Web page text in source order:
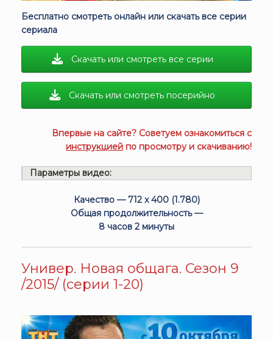
Бесплатно смотреть онлайн или скачать все серии
сериала
Скачать или смотреть все серии
Скачать или смотреть посерийно
Впервые на сайте? Советуем ознакомиться с
инструкцией по просмотру и скачиванию!
Параметры видео:
Качество — 712 x 400 (1.780)
Общая продолжительность —
8 часов 2 минуты
Универ. Новая общага. Сезон 9
/2015/ (серии 1-20)